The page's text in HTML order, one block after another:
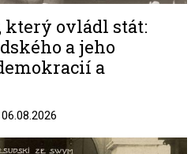
který ovládl stát:
a jeho
a
06.08.2026